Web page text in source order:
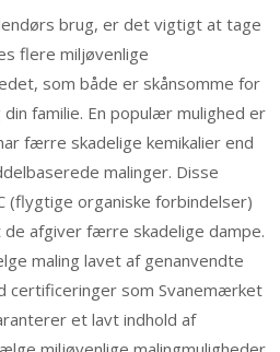
brug, er det vigtigt at tage
flere miljøvenlige
som både er skånsomme for
familie. En populær mulighed er
færre skadelige kemikalier end
malinger. Disse
(flygtige organiske forbindelser)
afgiver færre skadelige dampe.
maling lavet af genanvendte
certificeringer som Svanemærket
et lavt indhold af